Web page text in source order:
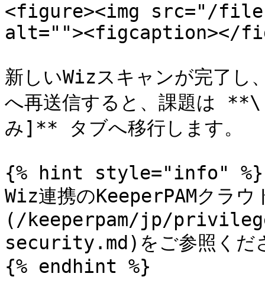
<figure><img src="/files/
alt=""><figcaption></
新しいWizスキャンが完了し
へ再送信すると、課題は
み]** タブへ移行します。
{% hint style="info" %}
Wiz連携のKeeperPAMクラ
(/keeperpam/jp/
security.md)をご参照くだ
{% endhint %}